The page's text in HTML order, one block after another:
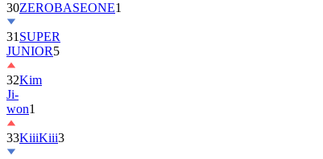
30ZEROBASEONE1
31 SUPER
JUNIOR5
32Kim
Ji-
won1
33KiiiKiii3